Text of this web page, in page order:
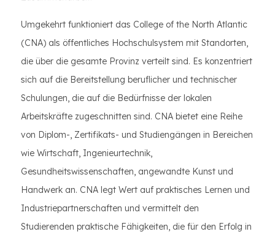
Umgekehrt funktioniert das College of the North Atlantic
(CNA) als öffentliches Hochschulsystem mit Standorten,
die über die gesamte Provinz verteilt sind. Es konzentriert
sich auf die Bereitstellung beruflicher und technischer
Schulungen, die auf die Bedürfnisse der lokalen
Arbeitskräfte zugeschnitten sind. CNA bietet eine Reihe
von Diplom-, Zertifikats- und Studiengängen in Bereichen
wie Wirtschaft, Ingenieurtechnik,
Gesundheitswissenschaften, angewandte Kunst und
Handwerk an. CNA legt Wert auf praktisches Lernen und
Industriepartnerschaften und vermittelt den
Studierenden praktische Fähigkeiten, die für den Erfolg in